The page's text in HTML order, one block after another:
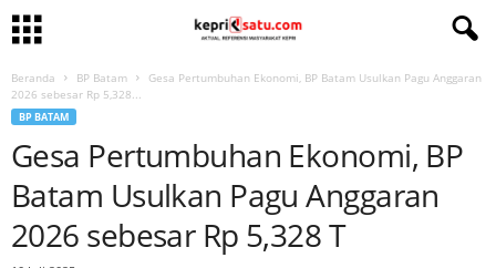
Beranda BP Batam
Gesa Pertumbuhan Ekonomi, BP Batam Usulkan Pagu Anggaran
2026 sebesar Rp 5,328...
BP BATAM
Gesa Pertumbuhan Ekonomi, BP
Batam Usulkan Pagu Anggaran
2026 sebesar Rp 5,328 T